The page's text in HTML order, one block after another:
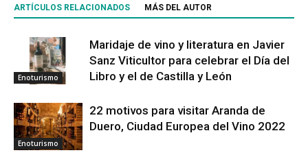
ARTÍCULOS RELACIONADOS MÁS DEL AUTOR
Enoturismo
Maridaje de vino y literatura en Javier
Sanz Viticultor para celebrar el Día del
Libro y el de Castilla y León
Enoturismo
22 motivos para visitar Aranda de
Duero, Ciudad Europea del Vino 2022